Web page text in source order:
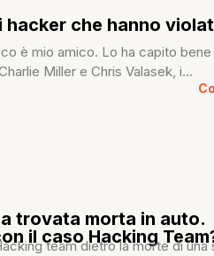
hacker che hanno
è mio amico. Lo ha capito
Miller e Chris Valasek, i...
trovata morta in auto.
il caso Hacking
team dietro la morte di una